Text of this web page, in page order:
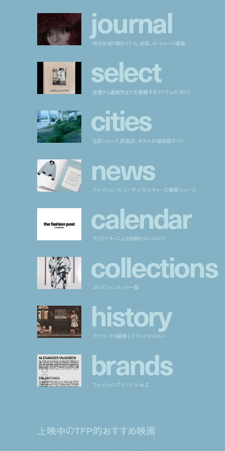
journal
時代を切り取るコラム、対談、ポートレート連載
select
定番から最新作までを網羅するアイテムカタログ
cities
注目ショップ、飲食店、ホテルの保存版ガイド
news
ファッション/ビューティ/カルチャーの最新ニュース
calendar
クリエイターによる日替わりレコメンド
collections
コレクションルック一覧
history
アイコンから紐解くブランドヒストリー
brands
ファッションブランド A to Z
上映中のTFP的おすすめ映画